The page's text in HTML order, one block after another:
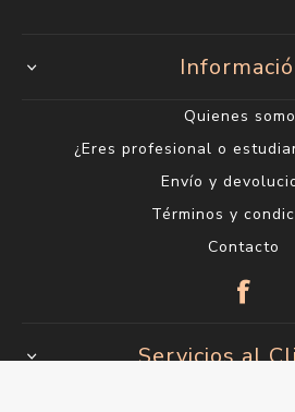
Quienes
¿Eres profesional o
Envío y
Términos y
Contacto
Servicios al